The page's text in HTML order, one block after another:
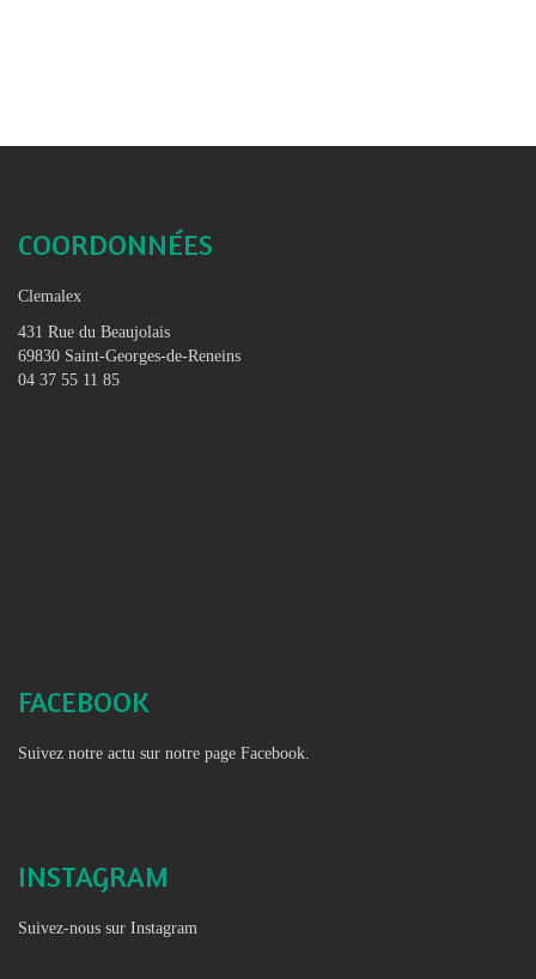
COORDONNÉES
Clemalex
431 Rue du Beaujolais
69830 Saint-Georges-de-Reneins
04 37 55 11 85
FACEBOOK
Suivez notre actu sur notre page Facebook.
INSTAGRAM
Suivez-nous sur Instagram